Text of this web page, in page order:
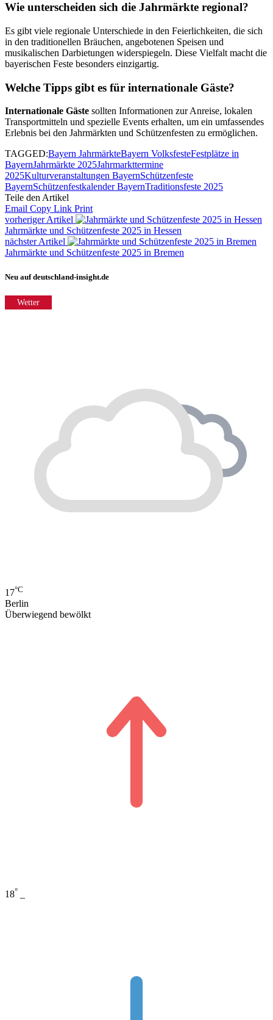
Wie unterscheiden sich die Jahrmärkte regional?
Es gibt viele regionale Unterschiede in den Feierlichkeiten, die sich
in den traditionellen Bräuchen, angebotenen Speisen und
musikalischen Darbietungen widerspiegeln. Diese Vielfalt macht die
bayerischen Feste besonders einzigartig.
Welche Tipps gibt es für internationale Gäste?
Internationale Gäste sollten Informationen zur Anreise, lokalen
Transportmitteln und spezielle Events erhalten, um ein umfassendes
Erlebnis bei den Jahrmärkten und Schützenfesten zu ermöglichen.
TAGGED:Bayern JahrmärkteBayern VolksfesteFestplätze in
BayernJahrmärkte 2025Jahrmarkttermine
2025Kulturveranstaltungen BayernSchützenfeste
BayernSchützenfestkalender BayernTraditionsfeste 2025
Teile den Artikel
Email Copy Link Print
vorheriger Artikel
Jahrmärkte und Schützenfeste 2025 in Hessen
nächster Artikel
Jahrmärkte und Schützenfeste 2025 in Bremen
Neu auf deutschland-insight.de
Wetter
17°C
Berlin
Überwiegend bewölkt
18°